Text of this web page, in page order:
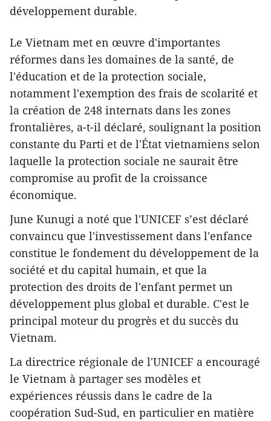
développement durable.
Le Vietnam met en œuvre d'importantes
réformes dans les domaines de la santé, de
l'éducation et de la protection sociale,
notamment l'exemption des frais de scolarité et
la création de 248 internats dans les zones
frontalières, a-t-il déclaré, soulignant la position
constante du Parti et de l'État vietnamiens selon
laquelle la protection sociale ne saurait être
compromise au profit de la croissance
économique.
June Kunugi a noté que l'UNICEF s’est déclaré
convaincu que l'investissement dans l'enfance
constitue le fondement du développement de la
société et du capital humain, et que la
protection des droits de l'enfant permet un
développement plus global et durable. C'est le
principal moteur du progrès et du succès du
Vietnam.
La directrice régionale de l'UNICEF a encouragé
le Vietnam à partager ses modèles et
expériences réussis dans le cadre de la
coopération Sud-Sud, en particulier en matière